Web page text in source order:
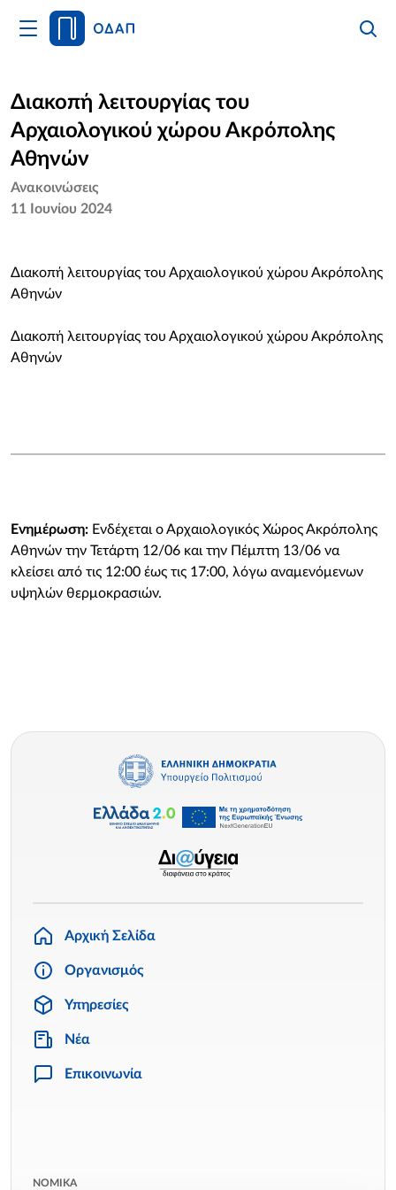
Άνοιγμα
Κυρίως
Αρχική
Οργανισμός
Υπηρεσίες
Επικοινωνία
Διακοπή λειτουργίας του
Αρχαιολογικού χώρου Ακρόπολης
Αθηνών
Ανακοινώσεις
11 Ιουνίου 2024
Διακοπή λειτουργίας του Αρχαιολογικού χώρου Ακρόπολης
Αθηνών
Διακοπή λειτουργίας του Αρχαιολογικού χώρου Ακρόπολης
Αθηνών
Ενημέρωση: Ενδέχεται ο Αρχαιολογικός Χώρος Ακρόπολης
Αθηνών την Τετάρτη 12/06 και την Πέμπτη 13/06 να
κλείσει από τις 12:00 έως τις 17:00, λόγω αναμενόμενων
υψηλών θερμοκρασιών.
Αρχική Σελίδα
Οργανισμός
Υπηρεσίες
Νέα
Επικοινωνία
ΝΟΜΙΚΑ